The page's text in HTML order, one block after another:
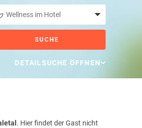
SUCHE
DETAILSUCHE ÖFFNEN
. Hier findet der Gast nicht